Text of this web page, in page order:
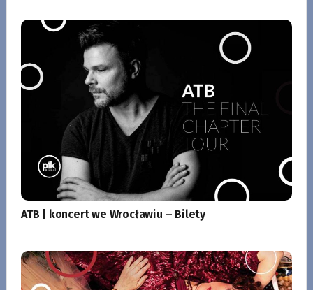
ATB | koncert we Wrocławiu – Bilety